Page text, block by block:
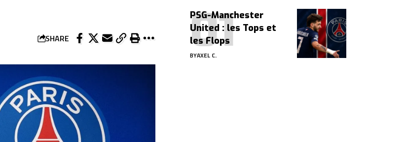
SHARE
PSG-Manchester
United : les Tops et
les Flops
BYAXEL C.